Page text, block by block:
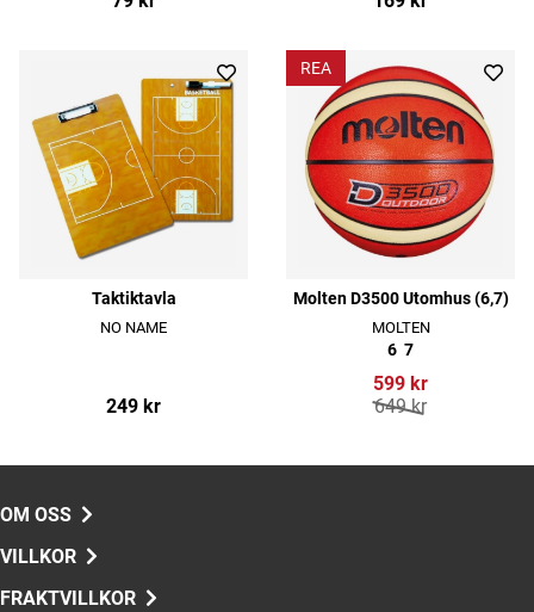
Taktiktavla
NO NAME
249 kr
REA
Molten D3500 Utomhus (6,7)
MOLTEN
6 7
599 kr
649 kr
OM OSS
VILLKOR
FRAKTVILLKOR